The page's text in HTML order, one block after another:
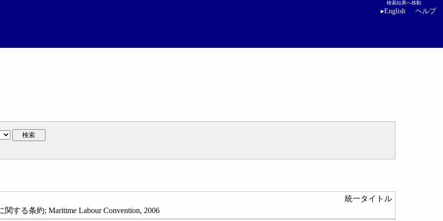
検索結果へ移動
▸English ヘルプ
検索
統一タイトル
する条約; Maritime Labour Convention, 2006